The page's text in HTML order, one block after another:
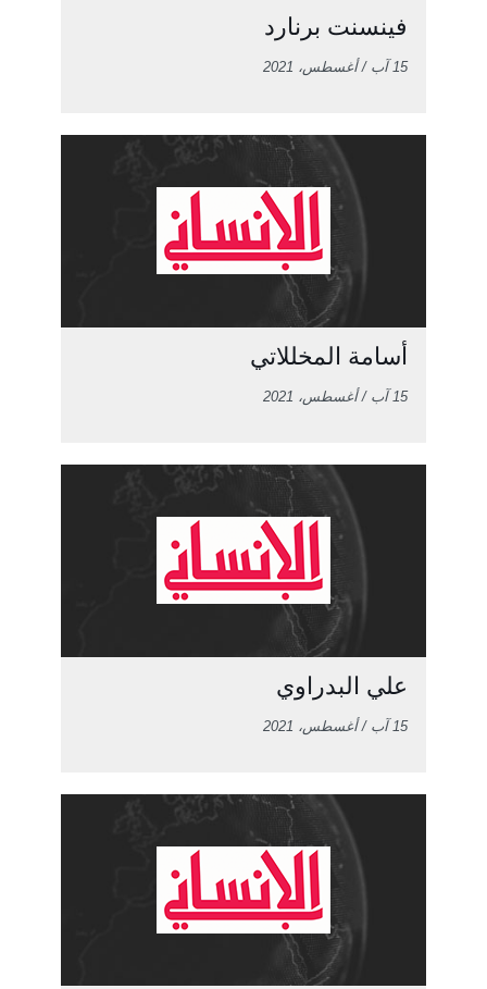
فينسنت برنارد
15 آب / أغسطس، 2021
أسامة المخللاتي
15 آب / أغسطس، 2021
علي البدراوي
15 آب / أغسطس، 2021